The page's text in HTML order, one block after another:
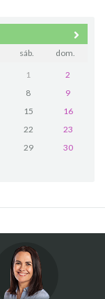
sáb. dom.
1
2
8
9
15
16
22
23
29
30